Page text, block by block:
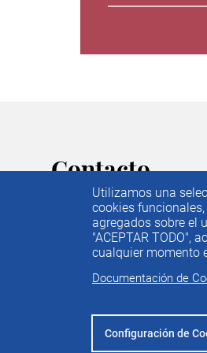
Utilizamos una
cookies
agregados sobre el
"ACEPTAR TODO",
cualquier momento
Documentación de
Configuración de
Contacto
C/ Príncipe de Vergara, 74. 6ª
28006 Madrid
Menú